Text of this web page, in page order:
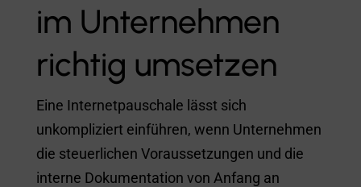
im Unternehmen
richtig umsetzen
Eine Internetpauschale lässt sich
unkompliziert einführen, wenn Unternehmen
die steuerlichen Voraussetzungen und die
interne Dokumentation von Anfang an